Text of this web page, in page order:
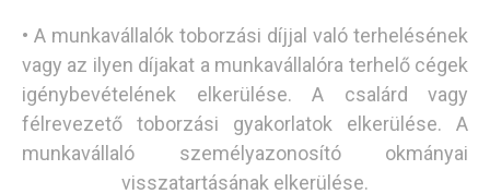
• A munkavállalók toborzási díjjal való terhelésének
vagy az ilyen díjakat a munkavállalóra terhelő cégek
igénybevételének elkerülése. A csalárd vagy
félrevezető toborzási gyakorlatok elkerülése. A
munkavállaló személyazonosító okmányai
visszatartásának elkerülése.